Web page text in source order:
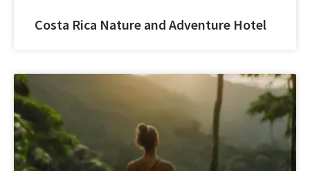
Costa Rica Nature and Adventure Hotel